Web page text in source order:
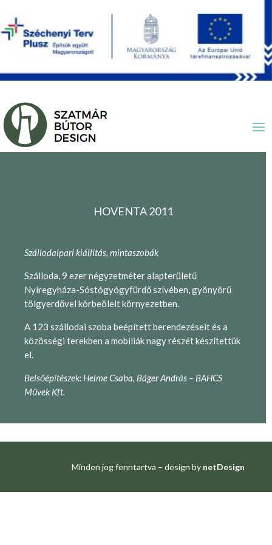
HOVENTA 2011
Szállodaipari kiállítás, mintaszobák
Szálloda, 9 ezer négyzetméter alapterületű
Nyíregyháza-Sóstógyógyfürdő szívében, gyönyörű
tölgyerdővel körbeölelt környezetben.
A 123 szállodai szoba beépített berendezéseit és a
közösségi terekben a mobiliák nagy részét készítettük
el.
Belsőépítészek: Helme Csaba, Báger András – BAHCS
Művek Kft.
Minden jog fenntartva – design by netDesign